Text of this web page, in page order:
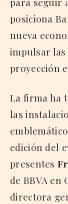
posiciona
nueva
impulsar las
proyección
La firma ha
las
edición del
presentes
de BBVA en
directora